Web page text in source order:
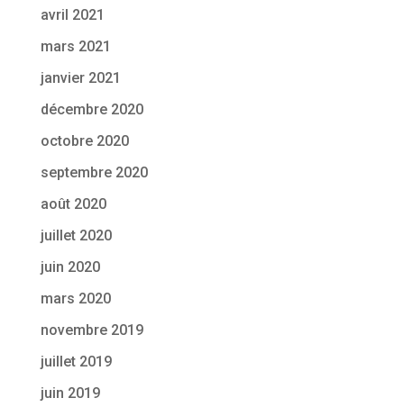
avril 2021
mars 2021
janvier 2021
décembre 2020
octobre 2020
septembre 2020
août 2020
juillet 2020
juin 2020
mars 2020
novembre 2019
juillet 2019
juin 2019